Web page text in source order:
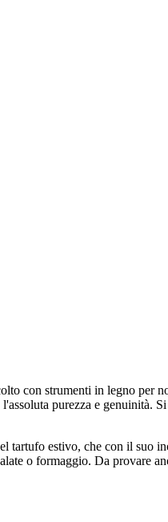
con strumenti in legno per
purezza e genuinità.
tartufo estivo, che con il suo
o formaggio. Da provare